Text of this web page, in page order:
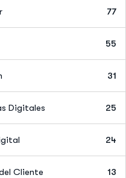
77
55
31
Digitales 25
24
Cliente 13